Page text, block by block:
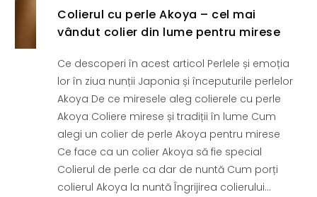
Colierul cu perle Akoya – cel mai
vândut colier din lume pentru mirese
Ce descoperi în acest articol Perlele și emoția
lor în ziua nunții Japonia și începuturile perlelor
Akoya De ce miresele aleg colierele cu perle
Akoya Coliere mirese și tradiții în lume Cum
alegi un colier de perle Akoya pentru mirese
Ce face ca un colier Akoya să fie special
Colierul de perle ca dar de nuntă Cum porți
colierul Akoya la nuntă Îngrijirea colierului...